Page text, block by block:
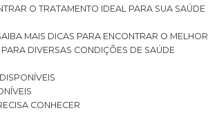
O TRATAMENTO IDEAL PARA SUA SAÚDE
MAIS DICAS PARA ENCONTRAR O MELHOR
DIVERSAS CONDIÇÕES DE SAÚDE
CONHECER